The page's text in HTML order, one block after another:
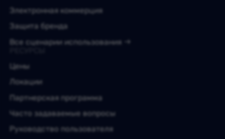
Электронная коммерция
Защита бренда
Все сценарии использования
Цены
Локации
Партнерская программа
Часто задаваемые вопросы
Руководство пользователя